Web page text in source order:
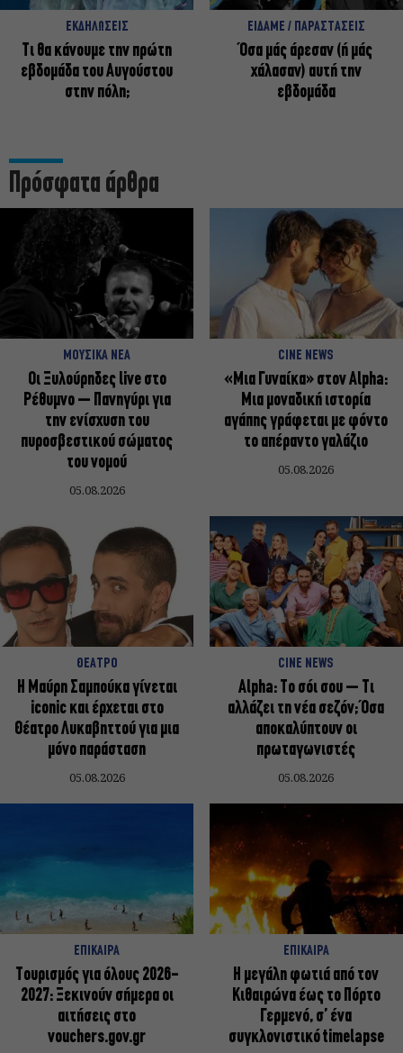
ΕΚΔΗΛΩΣΕΙΣ
Τι θα κάνουμε την πρώτη
εβδομάδα του Αυγούστου
στην πόλη;
ΕΙΔΑΜΕ / ΠΑΡΑΣΤΑΣΕΙΣ
Όσα μάς άρεσαν (ή μάς
χάλασαν) αυτή την
εβδομάδα
Πρόσφατα άρθρα
ΜΟΥΣΙΚΑ ΝΕΑ
Οι Ξυλούρηδες live στο
Ρέθυμνο – Πανηγύρι για
την ενίσχυση του
πυροσβεστικού σώματος
του νομού
05.08.2026
CINE NEWS
«Μια Γυναίκα» στον Alpha:
Μια μοναδική ιστορία
αγάπης γράφεται με φόντο
το απέραντο γαλάζιο
05.08.2026
ΘΕΑΤΡΟ
Η Μαύρη Σαμπούκα γίνεται
iconic και έρχεται στο
Θέατρο Λυκαβηττού για μια
μόνο παράσταση
05.08.2026
CINE NEWS
Alpha: Το σόι σου – Τι
αλλάζει τη νέα σεζόν; Όσα
αποκαλύπτουν οι
πρωταγωνιστές
05.08.2026
ΕΠΙΚΑΙΡΑ
Τουρισμός για όλους 2026-
2027: Ξεκινούν σήμερα οι
αιτήσεις στο
vouchers.gov.gr
ΕΠΙΚΑΙΡΑ
Η μεγάλη φωτιά από τον
Κιθαιρώνα έως το Πόρτο
Γερμενό, σ’ ένα
συγκλονιστικό timelapse